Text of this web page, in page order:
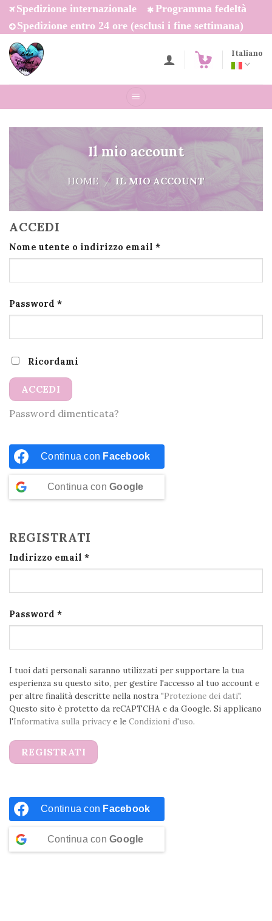
Salta
contenuti
Spedizione internazionale
Programma fedeltà
Spedizione entro 24 ore (esclusi i fine settimana)
Italiano
Il mio account
HOME / IL MIO ACCOUNT
ACCEDI
Nome utente o indirizzo email *Richiesto
Password *Richiesto
Ricordami
ACCEDI
Password dimenticata?
Continua con Facebook
Continua con Google
REGISTRATI
Indirizzo email *Richiesto
Password *Richiesto
I tuoi dati personali saranno utilizzati per supportare la tua
esperienza su questo sito, per gestire l'accesso al tuo account e
per altre finalità descritte nella nostra "Protezione dei dati".
Questo sito è protetto da reCAPTCHA e da Google. Si applicano
l'Informativa sulla privacye le Condizioni d'uso.
REGISTRATI
Continua con Facebook
Continua con Google